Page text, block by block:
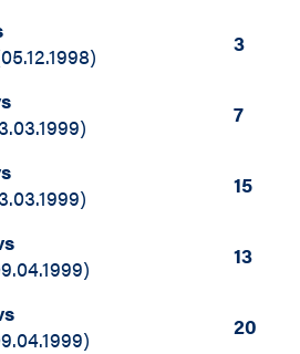
05.12.1998) 3
) 7
) 15
) 13
) 20